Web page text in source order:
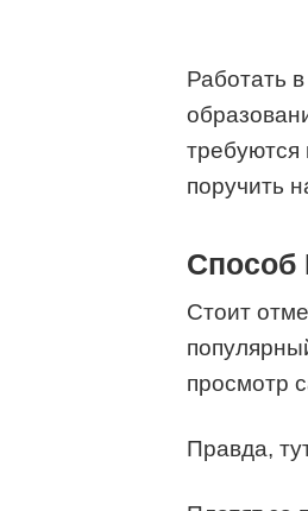
Работать
требуются
поручить
Способ
Стоит
просмотр
Правда,